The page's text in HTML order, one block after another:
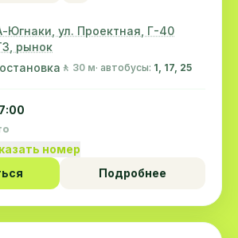
Югнаки, ул. Проектная, Г-40
рынок
🚶 30 м· автобусы: 1, 17, 25
номер
Подробнее